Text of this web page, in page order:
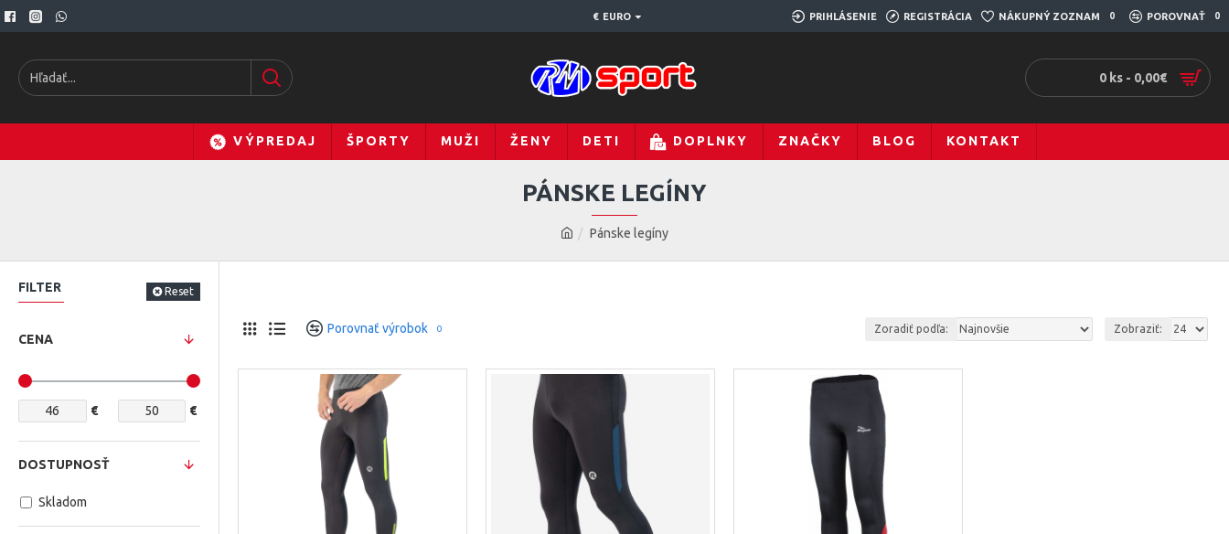
€ EURO PRIHLÁSENIE REGISTRÁCIA NÁKUPNÝ ZOZNAM 0 POROVNAŤ 0
0 ks - 0,00€
VÝPREDAJ ŠPORTY MUŽI ŽENY DETI DOPLNKY ZNAČKY BLOG KONTAKT
Pánske legíny
PÁNSKE LEGÍNY
FILTER Reset
CENA
€ €
DOSTUPNOSŤ
Skladom
Porovnať výrobok 0 Zoradiť podľa: Zobraziť: